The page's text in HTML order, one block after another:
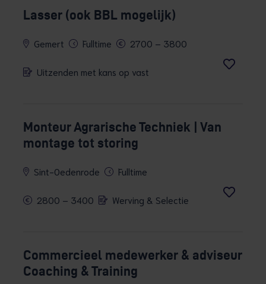
Lasser (ook BBL mogelijk)
Gemert Fulltime 2700 – 3800
Uitzenden met kans op vast
Monteur Agrarische Techniek | Van
montage tot storing
Sint-Oedenrode Fulltime
2800 – 3400 Werving & Selectie
Commercieel medewerker & adviseur
Coaching & Training